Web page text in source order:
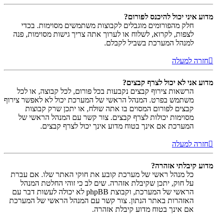
מדוע איני יכול להיכנס לפורום?
חלק מהפורומים מוגבלים לקבוצות משתמשים מסוימות. בכדי
לצפות, לקרוא, לשלוח או לערוך אתה צריך גישות מסוימות, פנה
למנהל המערכת בשביל לקבלם.
חזרה למעלה
מדוע אני לא יכול לצרף קבצים?
הרשאות צירוף קבצים נקבעות בכל פורום, לכל קבוצה, או לכל
משתמש בפרט. המנהל הראשי של המערכת יכול לא לאפשר צירוף
קבצים לפורום המסוים בו אתה שולח, או יתכן שרק קבוצות
מסוימות יכולות לצרף קבצים. צור קשר עם המנהל הראשי של
המערכת אם אינך בטוח מדוע אינך יכול לצרף קבצים.
חזרה למעלה
מדוע קיבלתי אזהרה?
כל מנהל ראשי של מערכת קובע את חוקי האתר שלו. אם עברת
על חוק, יתכן שקיבלת אזהרה. שים לב כי זוהי החלטת המנהל
הראשי של המערכת, וקבוצת phpBB לא יכולה לעשות דבר עם
האזהרות באתר הנתון. צור קשר עם המנהל הראשי של המערכת
אם אינך בטוח מדוע קיבלת אזהרה.